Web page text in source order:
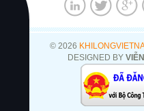
© 2026
DESIGNED BY